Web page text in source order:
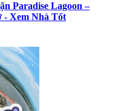
Paradise Lagoon –
- Xem Nhà Tốt